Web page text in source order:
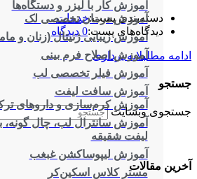
آموزش کار با لیزر و دستگاه‌ها
آموزش درمان تخصصی لک
آموزش زیبایی ژنیتال (زنان و
آموزش اصلاح فرم بینی
آموزش فیلر تخصصی لب
آموزش سافت لیفت
آموزش کرم‌سازی و داروهای
آموزش سانترال لب، چال
لیفت شقیقه
آموزش لیپوساکشن غبغب
مستر کلاس اسکین‌کر
دسته‌بندی پست:خدمات
دیدگاه‌های پست:0 دیدگاه
ادامه مطلبلایه برداری
جستجو
جستجوی وبسایت
آخرین مقالات